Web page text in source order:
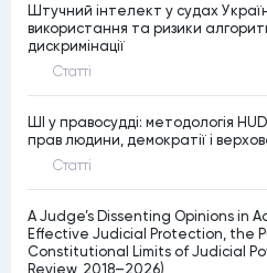
Штучний інтелект у судах
використання та ризики
дискримінації
Статтi
ШІ у правосудді: методологія
прав людини, демократії і
Статтi
A Judge’s Dissenting Opinions in
Effective Judicial Protection, the
Constitutional Limits of Judicial
Review, 2018–2026)